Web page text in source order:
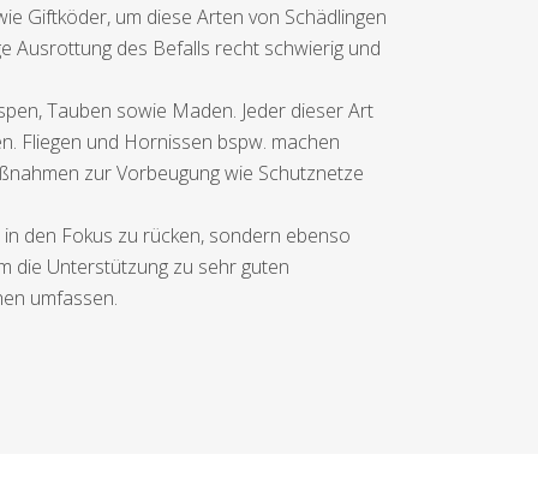
Giftköder, um diese Arten von Schädlingen
Ausrottung des Befalls recht schwierig und
Tauben sowie Maden. Jeder dieser Art
Fliegen und Hornissen bspw. machen
zur Vorbeugung wie Schutznetze
den Fokus zu rücken, sondern ebenso
die Unterstützung zu sehr guten
umfassen.